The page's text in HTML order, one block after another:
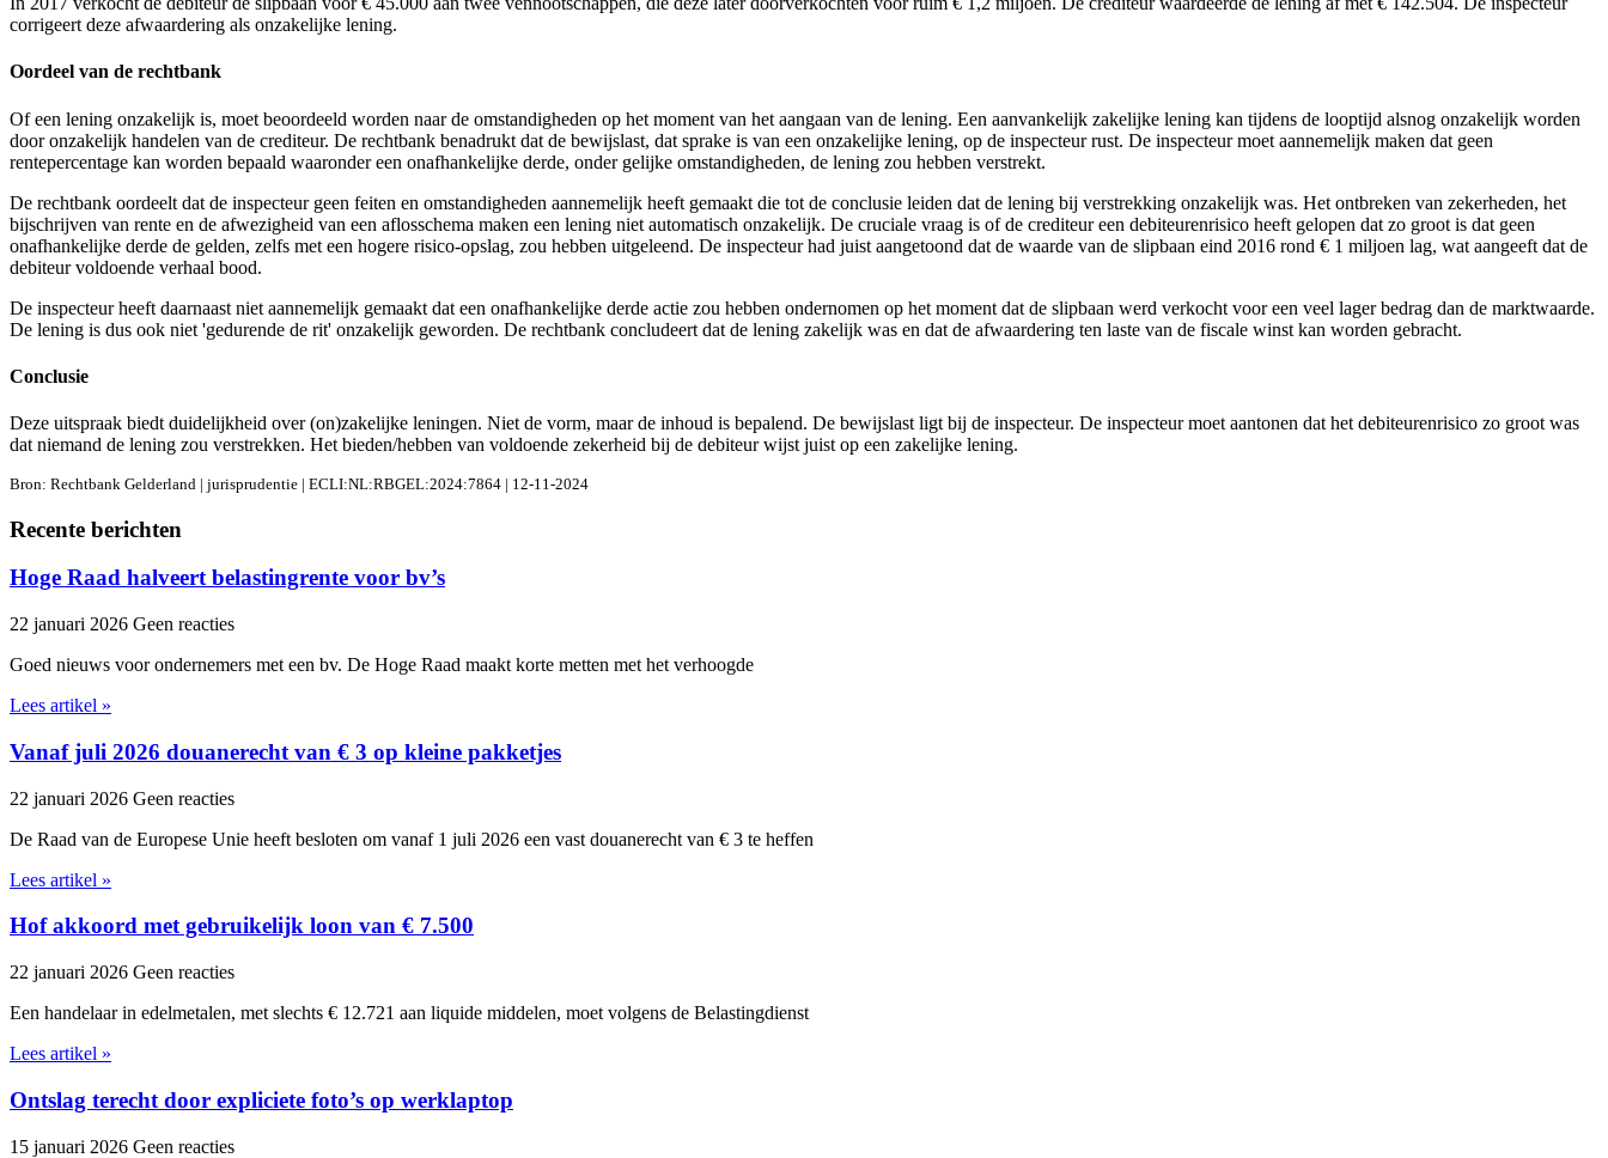
corrigeert deze afwaardering als onzakelijke lening.
Oordeel van de rechtbank
Of een lening onzakelijk is, moet beoordeeld worden naar de omstandigheden op het moment van het aangaan van de lening. Een aanvankelijk zakelijke lening kan tijdens de looptijd alsnog onzakelijk worden
door onzakelijk handelen van de crediteur. De rechtbank benadrukt dat de bewijslast, dat sprake is van een onzakelijke lening, op de inspecteur rust. De inspecteur moet aannemelijk maken dat geen
rentepercentage kan worden bepaald waaronder een onafhankelijke derde, onder gelijke omstandigheden, de lening zou hebben verstrekt.
De rechtbank oordeelt dat de inspecteur geen feiten en omstandigheden aannemelijk heeft gemaakt die tot de conclusie leiden dat de lening bij verstrekking onzakelijk was. Het ontbreken van zekerheden, het
bijschrijven van rente en de afwezigheid van een aflosschema maken een lening niet automatisch onzakelijk. De cruciale vraag is of de crediteur een debiteurenrisico heeft gelopen dat zo groot is dat geen
onafhankelijke derde de gelden, zelfs met een hogere risico-opslag, zou hebben uitgeleend. De inspecteur had juist aangetoond dat de waarde van de slipbaan eind 2016 rond € 1 miljoen lag, wat aangeeft dat de
debiteur voldoende verhaal bood.
De inspecteur heeft daarnaast niet aannemelijk gemaakt dat een onafhankelijke derde actie zou hebben ondernomen op het moment dat de slipbaan werd verkocht voor een veel lager bedrag dan de marktwaarde.
De lening is dus ook niet 'gedurende de rit' onzakelijk geworden. De rechtbank concludeert dat de lening zakelijk was en dat de afwaardering ten laste van de fiscale winst kan worden gebracht.
Conclusie
Deze uitspraak biedt duidelijkheid over (on)zakelijke leningen. Niet de vorm, maar de inhoud is bepalend. De bewijslast ligt bij de inspecteur. De inspecteur moet aantonen dat het debiteurenrisico zo groot was
dat niemand de lening zou verstrekken. Het bieden/hebben van voldoende zekerheid bij de debiteur wijst juist op een zakelijke lening.
Bron: Rechtbank Gelderland | jurisprudentie | ECLI:NL:RBGEL:2024:7864 | 12-11-2024
Recente berichten
Hoge Raad halveert belastingrente voor bv’s
22 januari 2026 Geen reacties
Goed nieuws voor ondernemers met een bv. De Hoge Raad maakt korte metten met het verhoogde
Lees artikel »
Vanaf juli 2026 douanerecht van € 3 op kleine pakketjes
22 januari 2026 Geen reacties
De Raad van de Europese Unie heeft besloten om vanaf 1 juli 2026 een vast douanerecht van € 3 te heffen
Lees artikel »
Hof akkoord met gebruikelijk loon van € 7.500
22 januari 2026 Geen reacties
Een handelaar in edelmetalen, met slechts € 12.721 aan liquide middelen, moet volgens de Belastingdienst
Lees artikel »
Ontslag terecht door expliciete foto’s op werklaptop
15 januari 2026 Geen reacties